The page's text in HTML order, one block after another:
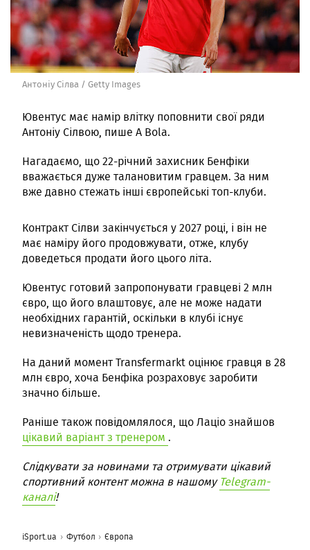
Антоніу Сілва / Getty Images
Ювентус має намір влітку поповнити свої ряди
Антоніу Сілвою, пише A Bola.
Нагадаємо, що 22-річний захисник Бенфіки
вважається дуже талановитим гравцем. За ним
вже давно стежать інші європейські топ-клуби.
Контракт Сілви закінчується у 2027 році, і він не
має наміру його продовжувати, отже, клубу
доведеться продати його цього літа.
Ювентус готовий запропонувати гравцеві 2 млн
євро, що його влаштовує, але не може надати
необхідних гарантій, оскільки в клубі існує
невизначеність щодо тренера.
На даний момент Transfermarkt оцінює гравця в 28
млн євро, хоча Бенфіка розраховує заробити
значно більше.
Раніше також повідомлялося, що Лаціо знайшов
цікавий варіант з тренером .
Слідкувати за новинами та отримувати цікавий
спортивний контент можна в нашомуTelegram-
каналі!
iSport.ua Футбол Європа